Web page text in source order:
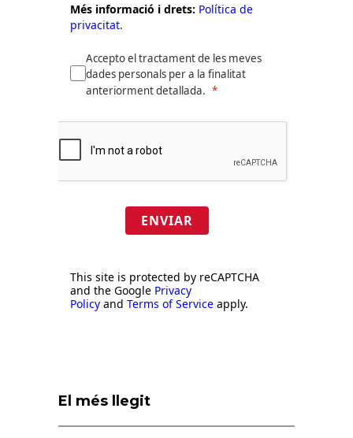
Més informació i drets: Política de
privacitat.
Accepto el tractament de les meves
dades personals per a la finalitat
anteriorment detallada.
ENVIAR
This site is protected by reCAPTCHA
and the Google Privacy
Policy and Terms of Service apply.
El més llegit